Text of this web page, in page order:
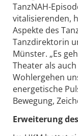
TanzNAH-
vitalisierenden,
Aspekte des
Tanzdirektorin
Münster. „Es
Theater als
Wohlergehen
energetische
Bewegung,
Erweiterung